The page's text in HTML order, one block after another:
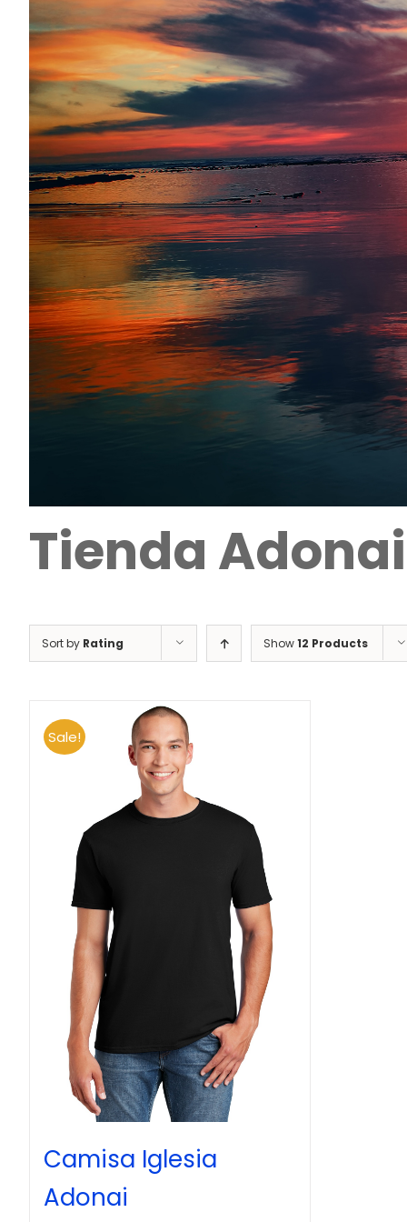
Tienda Adonai
Sort by Rating Show12 Products
Sale!
Camisa Iglesia
Adonai